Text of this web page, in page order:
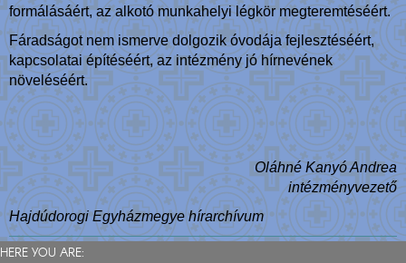
formálásáért, az alkotó munkahelyi légkör megteremtéséért.
Fáradságot nem ismerve dolgozik óvodája fejlesztéséért,
kapcsolatai építéséért, az intézmény jó hírnevének
növeléséért.
Oláhné Kanyó Andrea
intézményvezető
Hajdúdorogi Egyházmegye hírarchívum
HERE YOU ARE: